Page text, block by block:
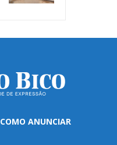
COMO ANUNCIAR